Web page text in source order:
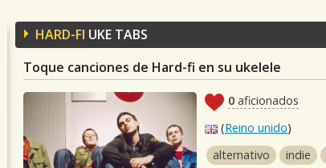
HARD-FI UKE TABS
Toque canciones de Hard-fi en su ukelele
0 aficionados
(Reino unido)
alternativo
indie